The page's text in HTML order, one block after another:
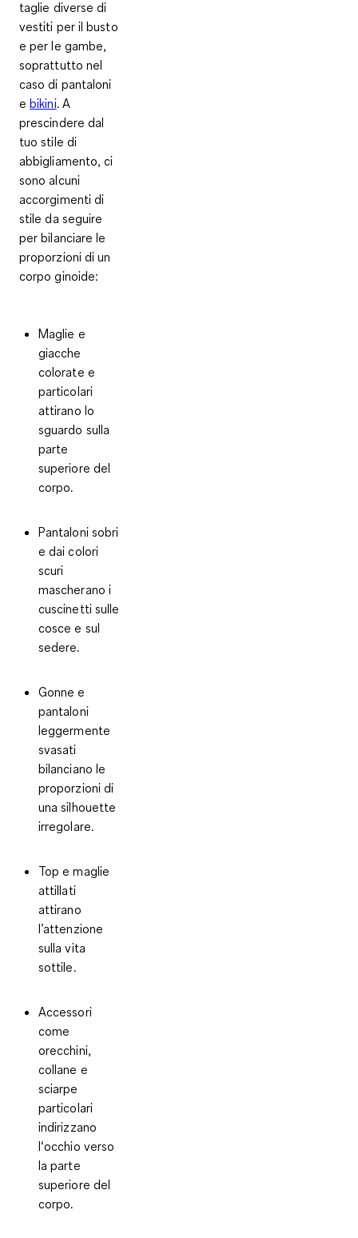
taglie diverse di
vestiti per il busto
e per le gambe,
soprattutto nel
caso di pantaloni
ebikini. A
prescindere dal
tuo stile di
abbigliamento, ci
sono alcuni
accorgimenti di
stile da seguire
per bilanciare le
proporzioni di un
corpo ginoide:
Maglie e
giacche
colorate e
particolari
attirano lo
sguardo sulla
parte
superiore del
corpo.
Pantaloni sobri
e dai colori
scuri
mascherano i
cuscinetti sulle
cosce e sul
sedere.
Gonne e
pantaloni
leggermente
svasati
bilanciano le
proporzioni di
una silhouette
irregolare.
Top e maglie
attillati
attirano
l’attenzione
sulla vita
sottile.
Accessori
come
orecchini,
collane e
sciarpe
particolari
indirizzano
l‘occhio verso
la parte
superiore del
corpo.